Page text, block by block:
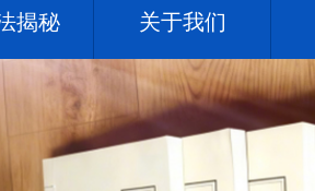
揭秘 关于我们